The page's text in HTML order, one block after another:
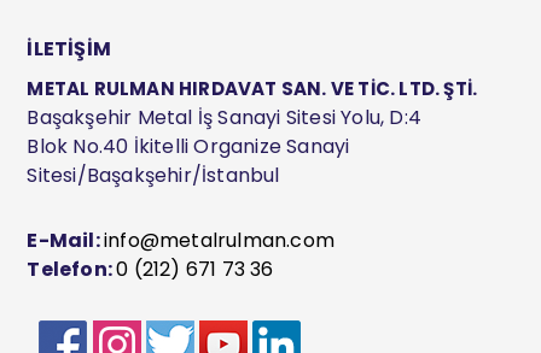
İLETİŞİM
METAL RULMAN HIRDAVAT SAN. VE TİC. LTD. ŞTİ.
Başakşehir Metal İş Sanayi Sitesi Yolu, D:4
Blok No.40 İkitelli Organize Sanayi
Sitesi/Başakşehir/İstanbul
E-Mail:info@metalrulman.com
Telefon:0 (212) 671 73 36